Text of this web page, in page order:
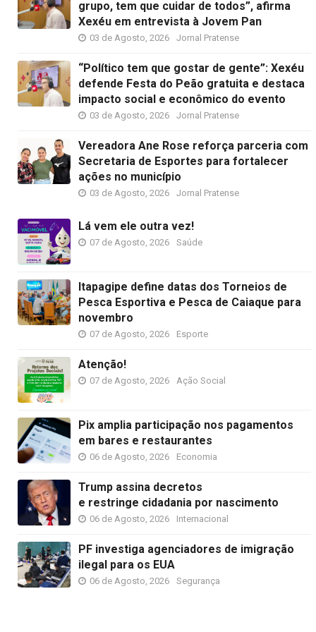
grupo, tem que cuidar de todos”, afirma
Xexéu em entrevista à Jovem Pan
03 de Agosto, 2026 Jornal Pratense
“Político tem que gostar de gente”: Xexéu
defende Festa do Peão gratuita e destaca
impacto social e econômico do evento
03 de Agosto, 2026 Jornal Pratense
Vereadora Ane Rose reforça parceria com
Secretaria de Esportes para fortalecer
ações no município
03 de Agosto, 2026 Jornal Pratense
Lá vem ele outra vez!
07 de Agosto, 2026 Saúde
Itapagipe define datas dos Torneios de
Pesca Esportiva e Pesca de Caiaque para
novembro
07 de Agosto, 2026 Esporte
Atenção!
07 de Agosto, 2026 Ação Social
Pix amplia participação nos pagamentos
em bares e restaurantes
06 de Agosto, 2026 Economia
Trump assina decretos
e restringe cidadania por nascimento
06 de Agosto, 2026 Internacional
PF investiga agenciadores de imigração
ilegal para os EUA
06 de Agosto, 2026 Segurança